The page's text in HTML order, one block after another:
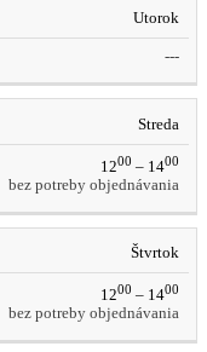
Utorok
---
Streda
1200 – 1400
bez potreby objednávania
Štvrtok
1200 – 1400
bez potreby objednávania